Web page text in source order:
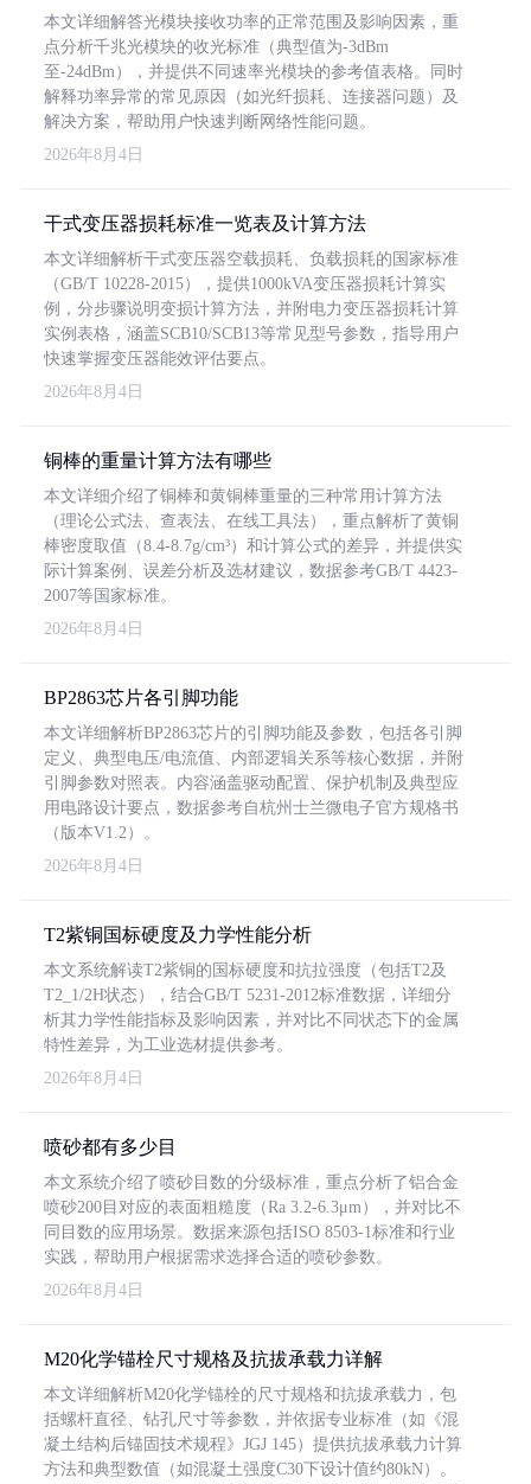
本文详细解答光模块接收功率的正常范围及影响因素，重
点分析千兆光模块的收光标准（典型值为-3dBm
至-24dBm），并提供不同速率光模块的参考值表格。同时
解释功率异常的常见原因（如光纤损耗、连接器问题）及
解决方案，帮助用户快速判断网络性能问题。
2026年8月4日
干式变压器损耗标准一览表及计算方法
本文详细解析干式变压器空载损耗、负载损耗的国家标准
（GB/T 10228-2015），提供1000kVA变压器损耗计算实
例，分步骤说明变损计算方法，并附电力变压器损耗计算
实例表格，涵盖SCB10/SCB13等常见型号参数，指导用户
快速掌握变压器能效评估要点。
2026年8月4日
铜棒的重量计算方法有哪些
本文详细介绍了铜棒和黄铜棒重量的三种常用计算方法
（理论公式法、查表法、在线工具法），重点解析了黄铜
棒密度取值（8.4-8.7g/cm³）和计算公式的差异，并提供实
际计算案例、误差分析及选材建议，数据参考GB/T 4423-
2007等国家标准。
2026年8月4日
BP2863芯片各引脚功能
本文详细解析BP2863芯片的引脚功能及参数，包括各引脚
定义、典型电压/电流值、内部逻辑关系等核心数据，并附
引脚参数对照表。内容涵盖驱动配置、保护机制及典型应
用电路设计要点，数据参考自杭州士兰微电子官方规格书
（版本V1.2）。
2026年8月4日
T2紫铜国标硬度及力学性能分析
本文系统解读T2紫铜的国标硬度和抗拉强度（包括T2及
T2_1/2H状态），结合GB/T 5231-2012标准数据，详细分
析其力学性能指标及影响因素，并对比不同状态下的金属
特性差异，为工业选材提供参考。
2026年8月4日
喷砂都有多少目
本文系统介绍了喷砂目数的分级标准，重点分析了铝合金
喷砂200目对应的表面粗糙度（Ra 3.2-6.3μm），并对比不
同目数的应用场景。数据来源包括ISO 8503-1标准和行业
实践，帮助用户根据需求选择合适的喷砂参数。
2026年8月4日
M20化学锚栓尺寸规格及抗拔承载力详解
本文详细解析M20化学锚栓的尺寸规格和抗拔承载力，包
括螺杆直径、钻孔尺寸等参数，并依据专业标准（如《混
凝土结构后锚固技术规程》JGJ 145）提供抗拔承载力计算
方法和典型数值（如混凝土强度C30下设计值约80kN）。